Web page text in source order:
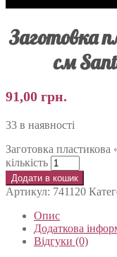
Заготовка
см
91,00 грн.
33 в наявності
Заготовка
кількість
Додати в кошик
Артикул: 741120
Опис
Додаткова
Відгуки (0)